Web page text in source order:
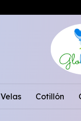
Velas Cotillón